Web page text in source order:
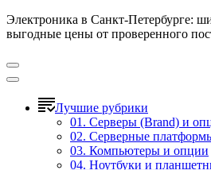
Электроника в Санкт-Петербурге:
выгодные цены от проверенного
Лучшие рубрики
01. Серверы (Brand) и
02. Серверные
03. Компьютеры и опции
04. Ноутбуки и